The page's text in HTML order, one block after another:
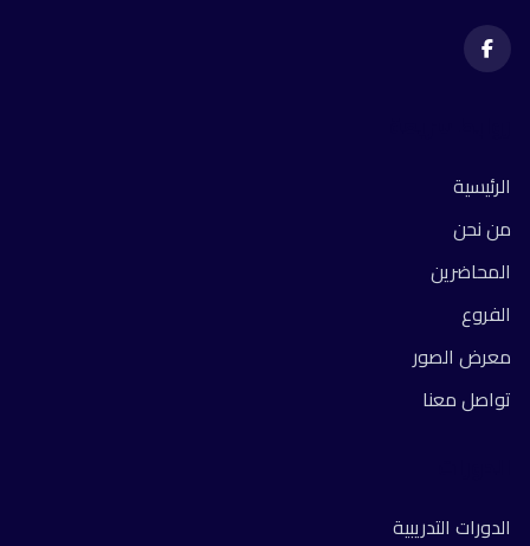
الرئيسية
من نحن
المحاضرين
الفروع
معرض الصور
تواصل معنا
الدورات التدريبية